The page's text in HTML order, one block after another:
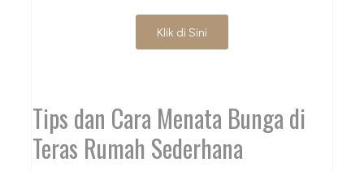
Klik di Sini
Tips dan Cara Menata Bunga di
Teras Rumah Sederhana